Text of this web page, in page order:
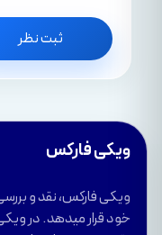
ثبت نظر
ویکی فارکس
خود قرار میدهد. در